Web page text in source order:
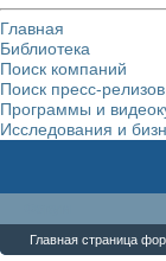
Главная
Библиотека
Поиск компаний
Поиск пресс-релизов
Программы и
Исследования и
Главная страница